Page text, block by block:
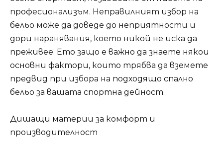
професионализъм. Неправилният избор на
бельо може да доведе до неприятности и
дори наранявания, което никой не иска да
преживее. Ето защо е важно да знаете някои
основни фактори, които трябва да вземете
предвид при избора на подходящо спално
бельо за вашата спортна дейност.
Дишащи материи за комфорт и
производителност